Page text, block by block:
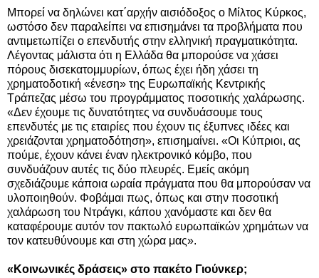
Μπορεί να δηλώνει κατ΄αρχήν αισιόδοξος ο Μίλτος Κύρκος,
ωστόσο δεν παραλείπει να επισημάνει τα προβλήματα που
αντιμετωπίζει ο επενδυτής στην ελληνική πραγματικότητα.
Λέγοντας μάλιστα ότι η Ελλάδα θα μπορούσε να χάσει
πόρους δισεκατομμυρίων, όπως έχει ήδη χάσει τη
χρηματοδοτική «ένεση» της Ευρωπαϊκής Κεντρικής
Τράπεζας μέσω του προγράμματος ποσοτικής χαλάρωσης.
«Δεν έχουμε τις δυνατότητες να συνδυάσουμε τους
επενδυτές με τις εταιρίες που έχουν τις έξυπνες ιδέες και
χρειάζονται χρηματοδότηση», επισημαίνει. «Οι Κύπριοι, ας
πούμε, έχουν κάνει έναν ηλεκτρονικό κόμβο, που
συνδυάζουν αυτές τις δύο πλευρές. Εμείς ακόμη
σχεδιάζουμε κάποια ωραία πράγματα που θα μπορούσαν να
υλοποιηθούν. Φοβάμαι πως, όπως και στην ποσοτική
χαλάρωση του Ντράγκι, κάπου χανόμαστε και δεν θα
καταφέρουμε αυτόν τον πακτωλό ευρωπαϊκών χρημάτων να
τον κατευθύνουμε και στη χώρα μας».
«Κοινωνικές δράσεις» στο πακέτο Γιούνκερ;